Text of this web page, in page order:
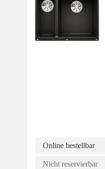
Online bestellbar
Nicht reservierbar